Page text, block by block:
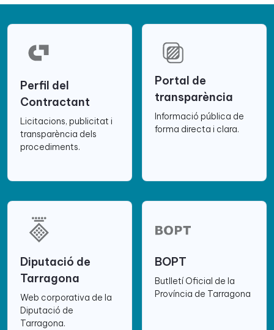
Perfil del
Contractant
Licitacions, publicitat i
transparència dels
procediments.
Portal de
transparència
Informació pública de
forma directa i clara.
Diputació de
Tarragona
Web corporativa de la
Diputació de
Tarragona.
BOPT
Butlletí Oficial de la
Província de Tarragona